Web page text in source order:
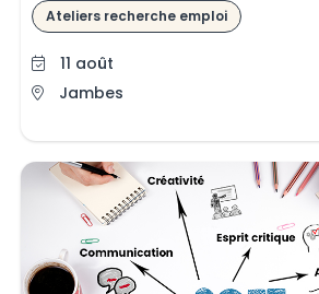
Ateliers recherche emploi
11 août
Jambes